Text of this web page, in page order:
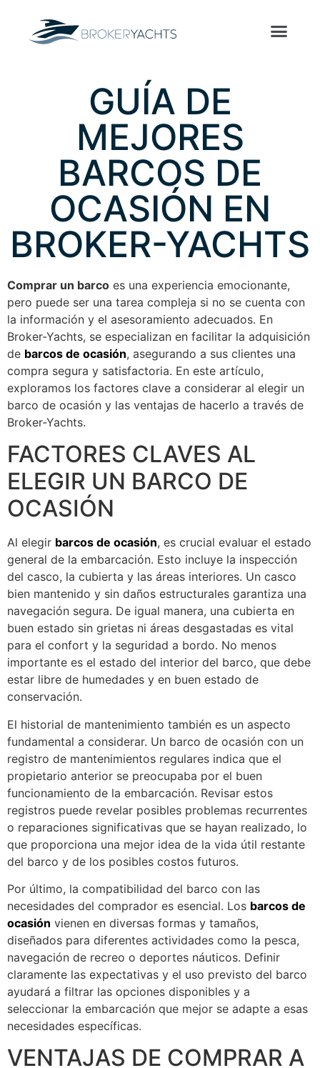
GUÍA DE
MEJORES
BARCOS DE
OCASIÓN EN
BROKER-YACHTS
Comprar un barco es una experiencia emocionante,
pero puede ser una tarea compleja si no se cuenta con
la información y el asesoramiento adecuados. En
Broker-Yachts, se especializan en facilitar la adquisición
de barcos de ocasión, asegurando a sus clientes una
compra segura y satisfactoria. En este artículo,
exploramos los factores clave a considerar al elegir un
barco de ocasión y las ventajas de hacerlo a través de
Broker-Yachts.
FACTORES CLAVES AL
ELEGIR UN BARCO DE
OCASIÓN
Al elegir barcos de ocasión, es crucial evaluar el estado
general de la embarcación. Esto incluye la inspección
del casco, la cubierta y las áreas interiores. Un casco
bien mantenido y sin daños estructurales garantiza una
navegación segura. De igual manera, una cubierta en
buen estado sin grietas ni áreas desgastadas es vital
para el confort y la seguridad a bordo. No menos
importante es el estado del interior del barco, que debe
estar libre de humedades y en buen estado de
conservación.
El historial de mantenimiento también es un aspecto
fundamental a considerar. Un barco de ocasión con un
registro de mantenimientos regulares indica que el
propietario anterior se preocupaba por el buen
funcionamiento de la embarcación. Revisar estos
registros puede revelar posibles problemas recurrentes
o reparaciones significativas que se hayan realizado, lo
que proporciona una mejor idea de la vida útil restante
del barco y de los posibles costos futuros.
Por último, la compatibilidad del barco con las
necesidades del comprador es esencial. Los barcos de
ocasión vienen en diversas formas y tamaños,
diseñados para diferentes actividades como la pesca,
navegación de recreo o deportes náuticos. Definir
claramente las expectativas y el uso previsto del barco
ayudará a filtrar las opciones disponibles y a
seleccionar la embarcación que mejor se adapte a esas
necesidades específicas.
VENTAJAS DE COMPRAR A